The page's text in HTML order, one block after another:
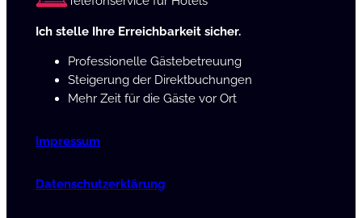
Ich stelle Ihre Erreichbarkeit sicher.
Professionelle Gästebetreuung
Steigerung der Direktbuchungen
Mehr Zeit für die Gäste vor Ort
Impressum
Datenschutzerklärung